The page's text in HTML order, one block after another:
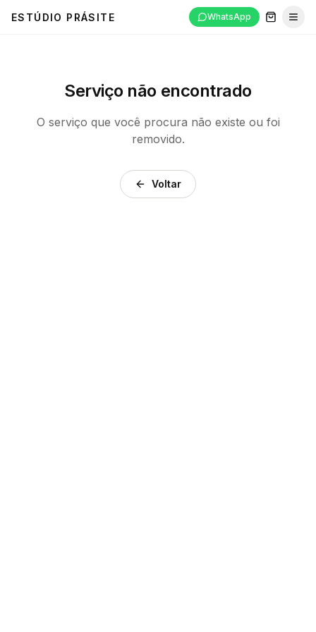
ESTÚDIO PRÁSITE WhatsApp
Serviço não encontrado
O serviço que você procura não existe ou foi
removido.
Voltar